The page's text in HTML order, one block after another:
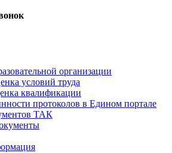
организации
условий труда
квалификации
протоколов в Едином портале
ТАК